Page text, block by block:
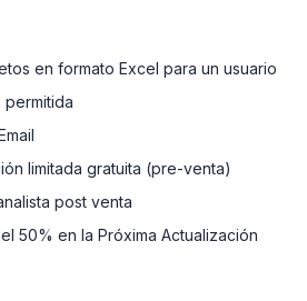
en formato Excel para un usuario
permitida
limitada gratuita (pre-venta)
post venta
50% en la Próxima Actualización